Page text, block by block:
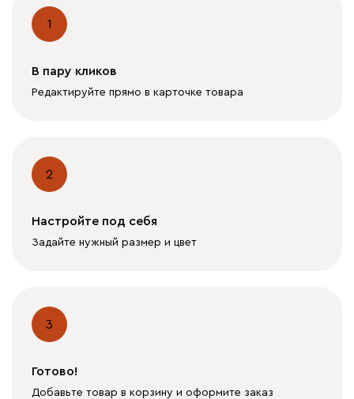
1
В пару кликов
Редактируйте прямо в карточке товара
2
Настройте под себя
Задайте нужный размер и цвет
3
Готово!
Добавьте товар в корзину и оформите заказ